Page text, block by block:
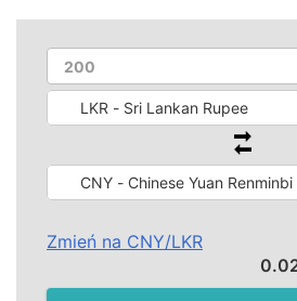
LKR - Sri Lankan Rupee
CNY - Chinese Yuan Renminbi
Zmień na CNY/LKR